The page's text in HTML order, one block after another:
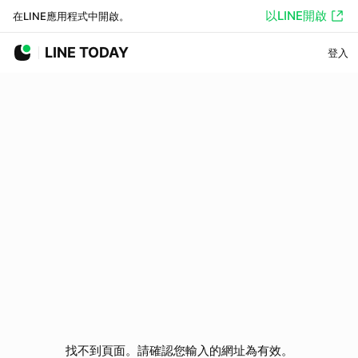
在LINE應用程式中開啟。 以LINE開啟
LINE TODAY 登入
找不到頁面。請確認您輸入的網址為有效。